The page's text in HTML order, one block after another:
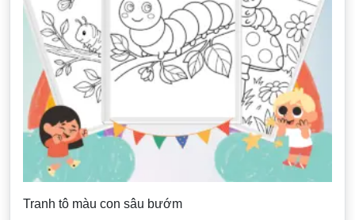
Tranh tô màu con sâu bướm